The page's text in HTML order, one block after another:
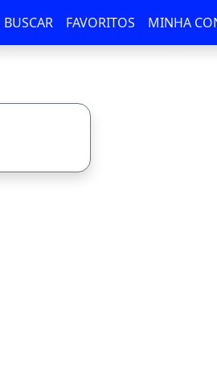
BUSCAR FAVORITOS MINHA